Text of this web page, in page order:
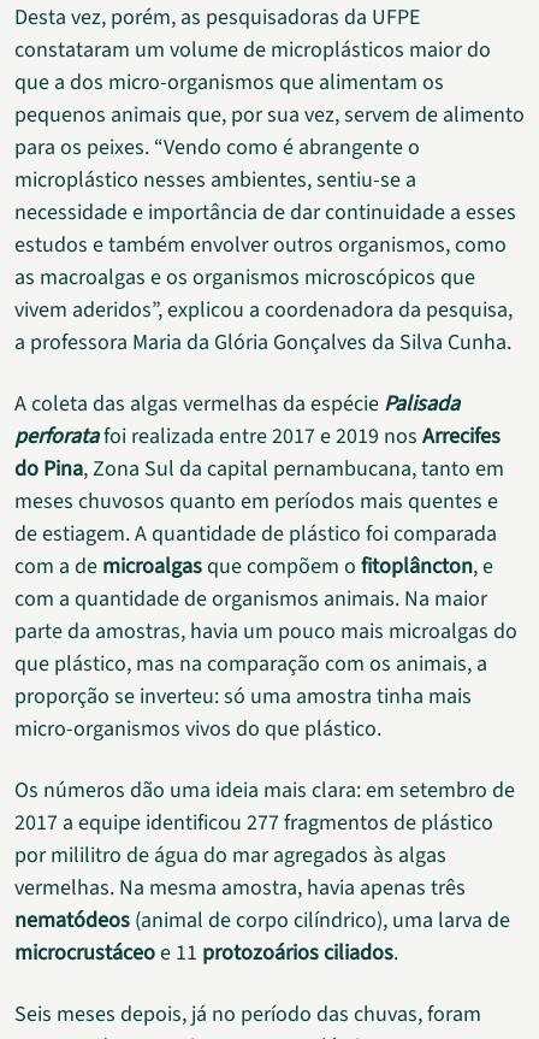
Desta vez, porém, as pesquisadoras da UFPE
constataram um volume de microplásticos maior do
que a dos micro-organismos que alimentam os
pequenos animais que, por sua vez, servem de alimento
para os peixes. “Vendo como é abrangente o
microplástico nesses ambientes, sentiu-se a
necessidade e importância de dar continuidade a esses
estudos e também envolver outros organismos, como
as macroalgas e os organismos microscópicos que
vivem aderidos”, explicou a coordenadora da pesquisa,
a professora Maria da Glória Gonçalves da Silva Cunha.
A coleta das algas vermelhas da espécie Palisada
perforatafoi realizada entre 2017 e 2019 nos Arrecifes
do Pina, Zona Sul da capital pernambucana, tanto em
meses chuvosos quanto em períodos mais quentes e
de estiagem. A quantidade de plástico foi comparada
com a de microalgasque compõem o fitoplâncton, e
com a quantidade de organismos animais. Na maior
parte da amostras, havia um pouco mais microalgas do
que plástico, mas na comparação com os animais, a
proporção se inverteu: só uma amostra tinha mais
micro-organismos vivos do que plástico.
Os números dão uma ideia mais clara: em setembro de
2017 a equipe identificou 277 fragmentos de plástico
por mililitro de água do mar agregados às algas
vermelhas. Na mesma amostra, havia apenas três
nematódeos (animal de corpo cilíndrico), uma larva de
microcrustáceoe 11 protozoários ciliados.
Seis meses depois, já no período das chuvas, foram